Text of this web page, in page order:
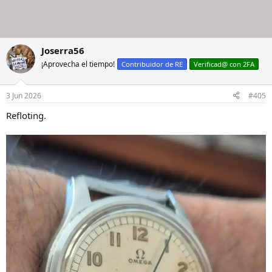
Joserra56
¡Aprovecha el tiempo! Contribuidor de RE Verificad@ con 2FA
3 Jun 2026 #405
Refloting.